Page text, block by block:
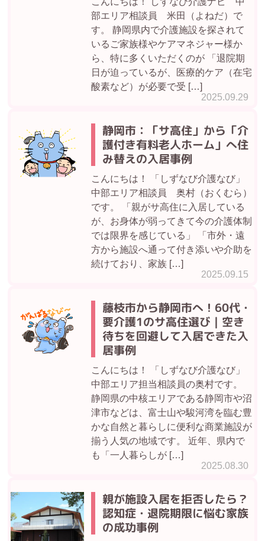
2025.09.29
部エリア相談員 米田（よねだ）で
す。 静岡県内で介護施設を探されて
いるご家族様やケアマネジャー様か
ら、特に多くいただくのが 「退院期
日が迫っているが、医療的ケア（在宅
酸素など）が必要で受 […]
静岡市：「サ高住」から「介
護付き有料老人ホーム」へ住
み替えの入居事例
2025.09.15
こんにちは！ 「しずなび介護なび」
中部エリア相談員 奥村（おくむら）
です。 「親がサ高住に入居している
が、お身体が弱ってきて今の介護体制
では限界を感じている」 「市外・遠
方から施設へ通って付き添いや介助を
続けており、家族 […]
藤枝市から静岡市へ！60代・
要介護1のサ高住選び｜空き
待ちを回避して入居できた入
居事例
2025.08.30
こんにちは！ 「しずなび介護なび」
中部エリア担当相談員の奥村です。
静岡県の中核エリアである静岡市や沼
津市などは、富士山や駿河湾を臨む豊
かな自然と暮らしに便利な商業施設が
揃う人気の地域です。 近年、県内で
も「一人暮らしが […]
親が施設入居を拒否したら？
認知症・退院期限に悩む家族
の成功事例